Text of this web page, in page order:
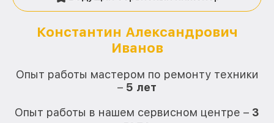
Константин Александрович
Иванов
Опыт работы мастером по ремонту техники
– 5 лет
Опыт работы в нашем сервисном центре – 3